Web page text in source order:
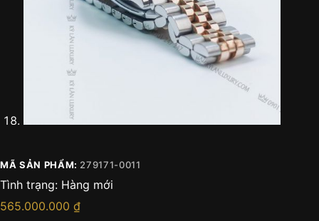
MÃ SẢN PHẨM: 279171-0011
Tình trạng: Hàng mới
565.000.000 ₫